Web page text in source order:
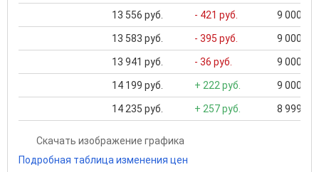
13 556 руб. - 421 руб. 9 000 ...
13 583 руб. - 395 руб. 9 000 ...
13 941 руб. - 36 руб. 9 000 ...
14 199 руб. + 222 руб. 9 000 ...
14 235 руб. + 257 руб. 8 999 ...
Скачать изображение графика
Подробная таблица изменения цен